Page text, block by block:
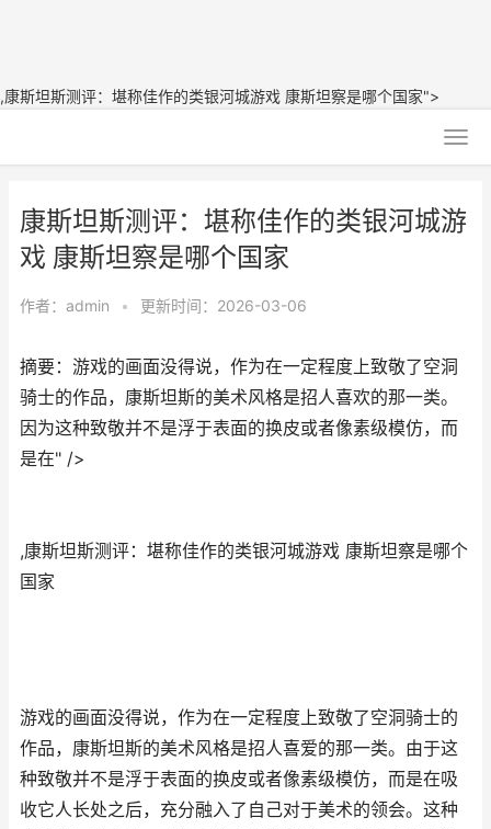
,康斯坦斯测评：堪称佳作的类银河城游戏 康斯坦察是哪个国家">
康斯坦斯测评：堪称佳作的类银河城游
戏 康斯坦察是哪个国家
作者： admin • 更新时间：2026-03-06
摘要：游戏的画面没得说，作为在一定程度上致敬了空洞
骑士的作品，康斯坦斯的美术风格是招人喜欢的那一类。
因为这种致敬并不是浮于表面的换皮或者像素级模仿，而
是在" />
,康斯坦斯测评：堪称佳作的类银河城游戏 康斯坦察是哪个
国家
游戏的画面没得说，作为在一定程度上致敬了空洞骑士的
作品，康斯坦斯的美术风格是招人喜爱的那一类。由于这
种致敬并不是浮于表面的换皮或者像素级模仿，而是在吸
收它人长处之后，充分融入了自己对于美术的领会。这种